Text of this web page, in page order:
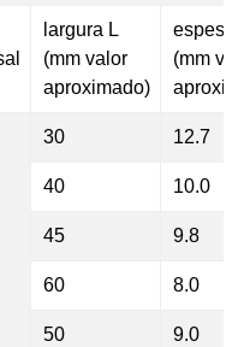
largura L
(mm valor
aproximado)
(mm
30 12.7
40 10.0
45 9.8
60 8.0
50 9.0